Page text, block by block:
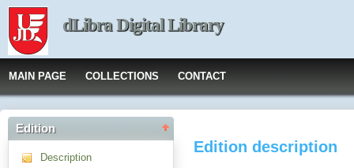
dLibra Digital Library
MAIN PAGE COLLECTIONS CONTACT
Edition
Description
Edition description